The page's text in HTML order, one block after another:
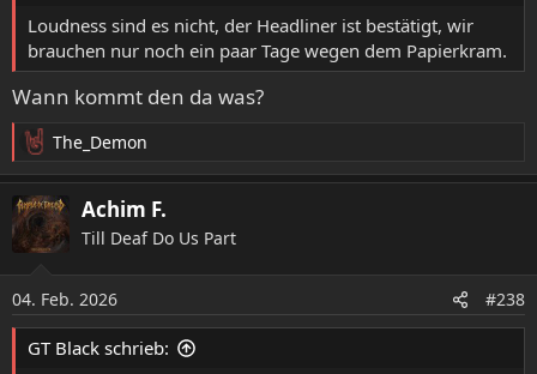
Loudness sind es nicht, der Headliner ist bestätigt, wir
brauchen nur noch ein paar Tage wegen dem Papierkram.
Wann kommt den da was?
R
e
a
k
t
n
e
n
The_Demon
Achim F.
Till Deaf Do Us Part
04. Feb. 2026 #238
GT Black schrieb: